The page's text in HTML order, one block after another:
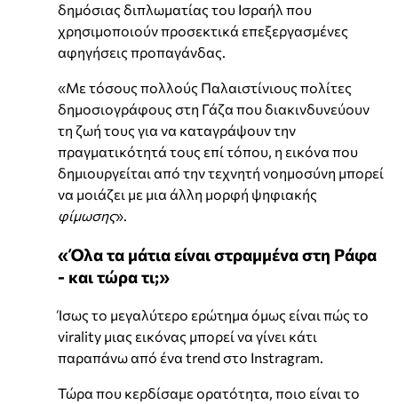
δημόσιας διπλωματίας του Ισραήλ που
χρησιμοποιούν προσεκτικά επεξεργασμένες
αφηγήσεις προπαγάνδας.
«Με τόσους πολλούς Παλαιστίνιους πολίτες
δημοσιογράφους στη Γάζα που διακινδυνεύουν
τη ζωή τους για να καταγράψουν την
πραγματικότητά τους επί τόπου, η εικόνα που
δημιουργείται από την τεχνητή νοημοσύνη μπορεί
να μοιάζει με μια άλλη μορφή ψηφιακής
φίμωσης».
«Όλα τα μάτια είναι στραμμένα στη Ράφα
- και τώρα τι;»
Ίσως το μεγαλύτερο ερώτημα όμως είναι πώς το
virality μιας εικόνας μπορεί να γίνει κάτι
παραπάνω από ένα trend στο Instragram.
Τώρα που κερδίσαμε ορατότητα, ποιο είναι το